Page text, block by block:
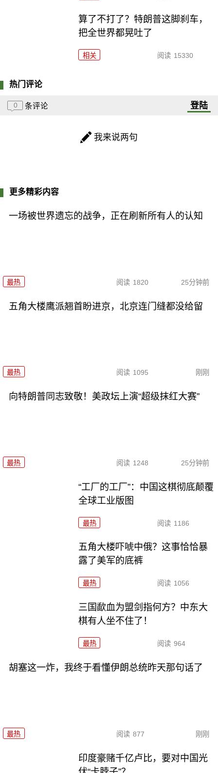
算了不打了？特朗普这脚刹车，
把全世界都晃吐了
相关 阅读 15330
热门评论
0 条评论 登陆
我来说两句
更多精彩内容
一场被世界遗忘的战争，正在刷新所有人的认知
最热 阅读 1820 25分钟前
五角大楼鹰派翘首盼进京，北京连门缝都没给留
最热 阅读 1095 刚刚
向特朗普同志致敬！美政坛上演“超级抹红大赛”
最热 阅读 1248 25分钟前
“工厂的工厂”：中国这棋彻底颠覆
全球工业版图
最热 阅读 1186
五角大楼吓唬中俄？这事恰恰暴
露了美军的底裤
最热 阅读 1056
三国歃血为盟剑指何方？中东大
棋有人坐不住了！
最热 阅读 964
胡塞这一炸，我终于看懂伊朗总统昨天那句话了
最热 阅读 877 刚刚
印度豪赌千亿卢比，要对中国光